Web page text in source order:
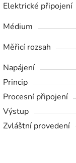
Elektrické připojení
Médium
Měřicí rozsah
Napájení
Princip
Procesní připojení
Výstup
Zvláštní provedení